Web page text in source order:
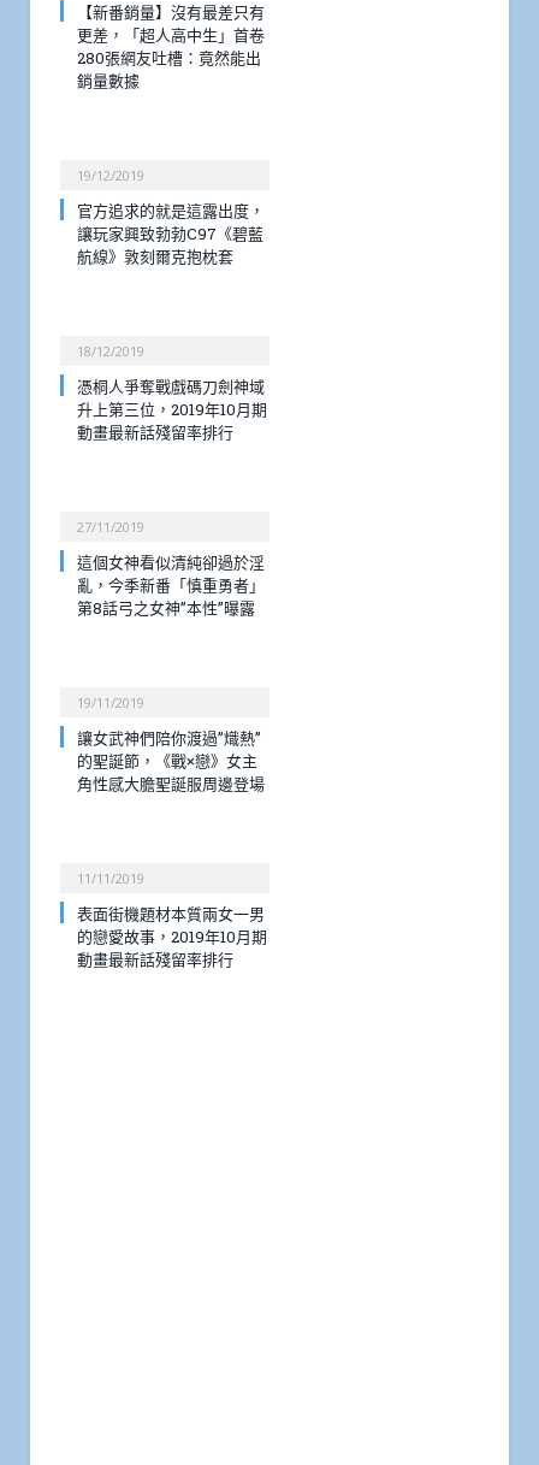
【新番銷量】沒有最差只有
更差，「超人高中生」首卷
280張網友吐槽：竟然能出
銷量數據
19/12/2019
官方追求的就是這露出度，
讓玩家興致勃勃C97《碧藍
航線》敦刻爾克抱枕套
18/12/2019
憑桐人爭奪戰戲碼刀劍神域
升上第三位，2019年10月期
動畫最新話殘留率排行
27/11/2019
這個女神看似清純卻過於淫
亂，今季新番「慎重勇者」
第8話弓之女神”本性”曝露
19/11/2019
讓女武神們陪你渡過”熾熱”
的聖誕節，《戰×戀》女主
角性感大膽聖誕服周邊登場
11/11/2019
表面街機題材本質兩女一男
的戀愛故事，2019年10月期
動畫最新話殘留率排行